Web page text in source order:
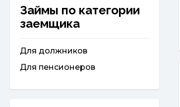
Займы по категории
заемщика
Для должников
Для пенсионеров